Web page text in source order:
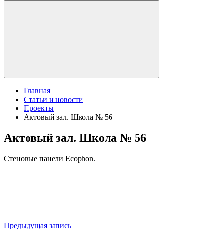
Главная
Статьи и новости
Проекты
Актовый зал. Школа № 56
Актовый зал. Школа № 56
Стеновые панели Ecophon.
Предыдущая запись